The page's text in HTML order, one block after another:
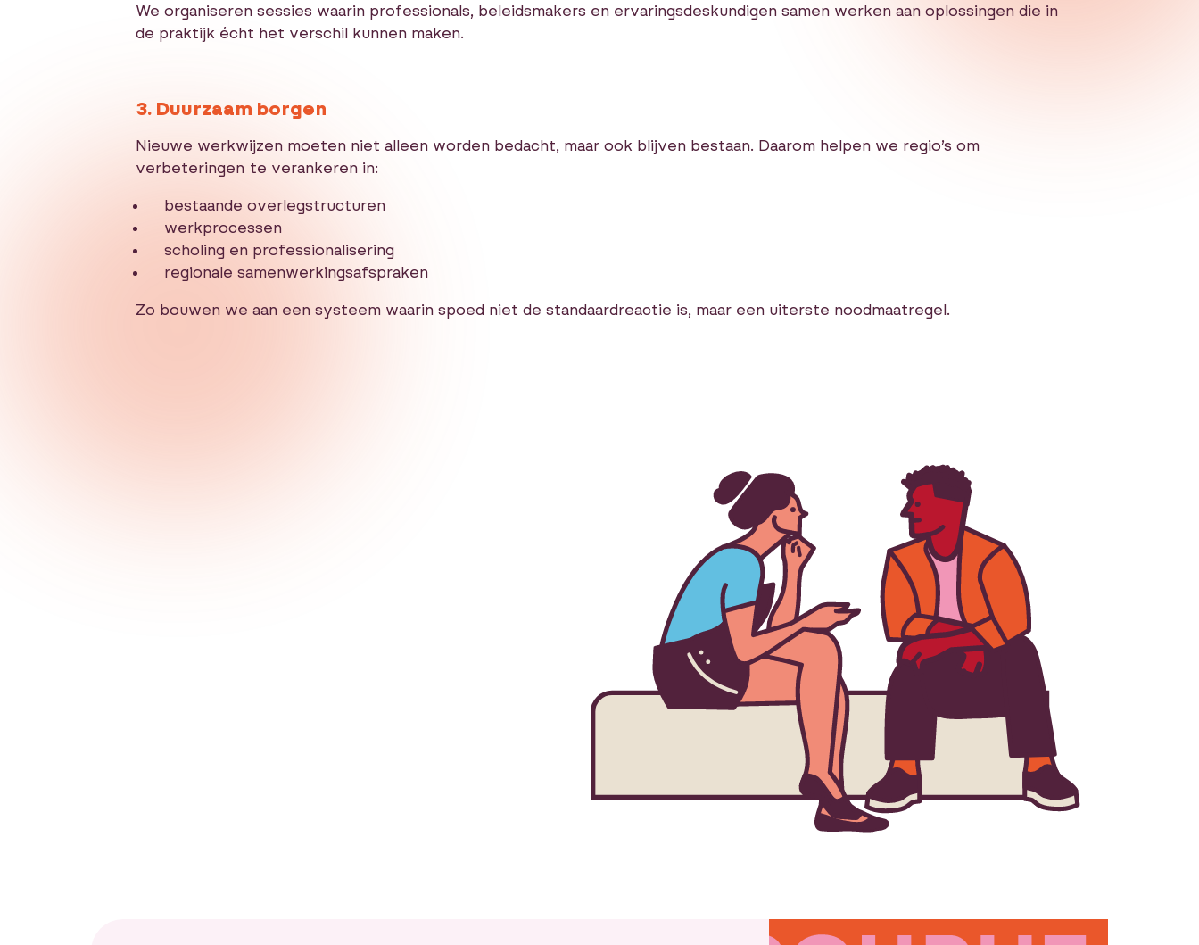
We organiseren sessies waarin professionals, beleidsmakers en ervaringsdeskundigen samen werken aan oplossingen die in
de praktijk écht het verschil kunnen maken.
3. Duurzaam borgen
Nieuwe werkwijzen moeten niet alleen worden bedacht, maar ook blijven bestaan. Daarom helpen we regio’s om
verbeteringen te verankeren in:
bestaande overlegstructuren
werkprocessen
scholing en professionalisering
regionale samenwerkingsafspraken
Zo bouwen we aan een systeem waarin spoed niet de standaardreactie is, maar een uiterste noodmaatregel.